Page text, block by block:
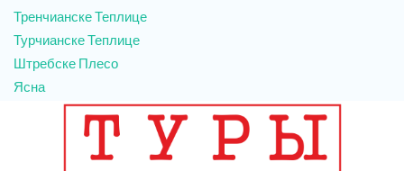
Тренчианске Теплице
Турчианске Теплице
Штребске Плесо
Ясна